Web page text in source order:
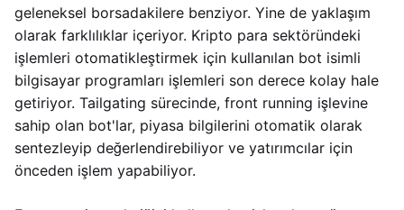
geleneksel borsadakilere benziyor. Yine de yaklaşım
olarak farklılıklar içeriyor. Kripto para sektöründeki
işlemleri otomatikleştirmek için kullanılan bot isimli
bilgisayar programları işlemleri son derece kolay hale
getiriyor. Tailgating sürecinde, front running işlevine
sahip olan bot'lar, piyasa bilgilerini otomatik olarak
sentezleyip değerlendirebiliyor ve yatırımcılar için
önceden işlem yapabiliyor.